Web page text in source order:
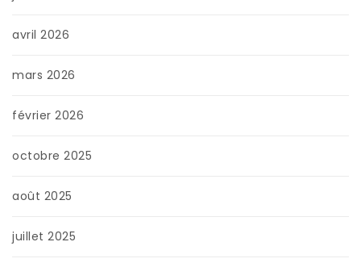
avril 2026
mars 2026
février 2026
octobre 2025
août 2025
juillet 2025